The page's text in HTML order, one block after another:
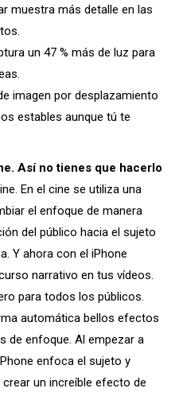
muestra más detalle en las
un 47 % más de luz para
imagen por desplazamiento
estables aunque tú te
Así no tienes que hacerlo
En el cine se utiliza una
el enfoque de manera
del público hacia el sujeto
Y ahora con el iPhone
narrativo en tus vídeos.
para todos los públicos.
automática bellos efectos
de enfoque. Al empezar a
enfoca el sujeto y
un increíble efecto de